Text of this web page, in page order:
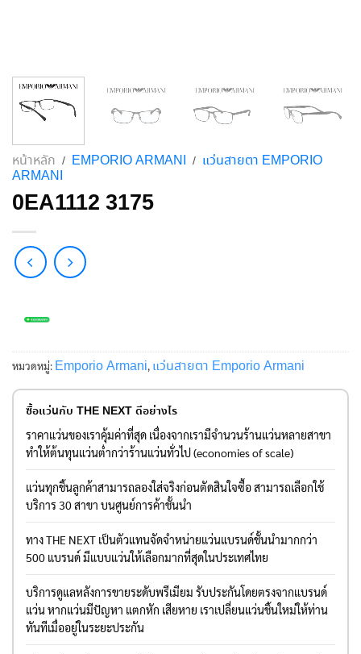
หน้าหลัก / EMPORIO ARMANI / แว่นสายตา EMPORIO
ARMANI
0EA1112 3175
หมวดหมู่: Emporio Armani, แว่นสายตา Emporio Armani
ซื้อแว่นกับ THE NEXT ดีอย่างไร
ราคาแว่นของเราคุ้มค่าที่สุด เนื่องจากเรามีจำนวนร้านแว่นหลายสาขา
ทำให้ต้นทุนแว่นต่ำกว่าร้านแว่นทั่วไป (economies of scale)
แว่นทุกชิ้นลูกค้าสามารถลองใส่จริงก่อนตัดสินใจซื้อ สามารถเลือกใช้
บริการ 30 สาขา บนศูนย์การค้าชั้นนำ
ทาง THE NEXT เป็นตัวแทนจัดจำหน่ายแว่นแบรนด์ชั้นนำมากกว่า
500 แบรนด์ มีแบบแว่นให้เลือกมากที่สุดในประเทศไทย
บริการดูแลหลังการขายระดับพรีเมียม รับประกันโดยตรงจากแบรนด์
แว่น หากแว่นมีปัญหา แตกหัก เสียหาย เราเปลี่ยนแว่นชิ้นใหม่ให้ท่าน
ทันทีเมื่ออยู่ในระยะประกัน